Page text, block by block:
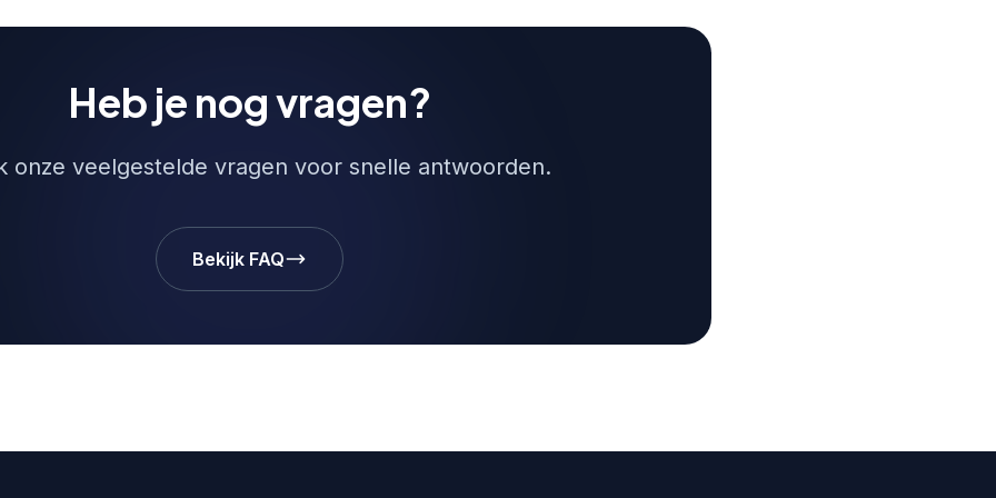
Heb je nog vragen?
onze veelgestelde vragen voor snelle antwoorden.
Bekijk FAQ